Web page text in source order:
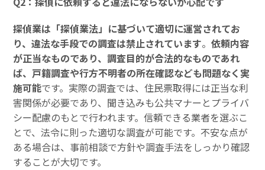
探偵業は「探偵業法」に基づいて適切に運営されてお
り、違法な手段での調査は禁止されています。依頼内容
が正当なものであり、調査目的が合法的なものであれ
ば、戸籍調査や行方不明者の所在確認なども問題なく実
施可能です。実際の調査では、住民票取得には正当な利
害関係が必要であり、聞き込みも公共マナーとプライバ
シー配慮のもとで行われます。信頼できる業者を選ぶこ
とで、法令に則った適切な調査が可能です。不安な点が
ある場合は、事前相談で方針や調査手法をしっかり確認
することが大切です。